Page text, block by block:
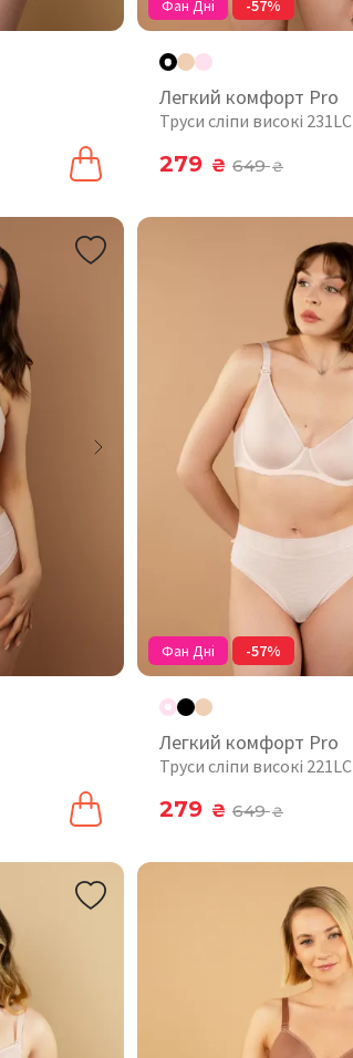
Фан Дні -57%
Легкий комфорт Pro
Труси сліпи високі 231LC
279 ₴ 649₴
Фан Дні -57%
Легкий комфорт Pro
Труси сліпи високі 221LC
279 ₴ 649₴